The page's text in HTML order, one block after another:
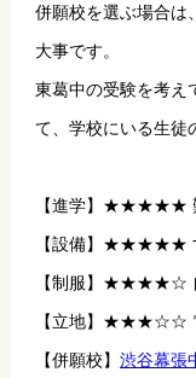
併願校を選ぶ場合は
大事です。
東葛中の受験を考え
て、学校にいる生徒
【進学】★★★★★
【設備】★★★★★
【制服】★★★★☆
【立地】★★★☆☆
【併願校】 渋谷幕張